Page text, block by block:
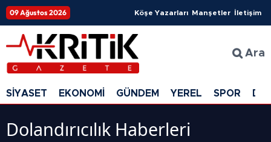
09 Ağustos 2026 Köşe Yazarları Manşetler İletişim
Ara
SİYASET EKONOMİ GÜNDEM YEREL SPOR
Dolandırıcılık Haberleri